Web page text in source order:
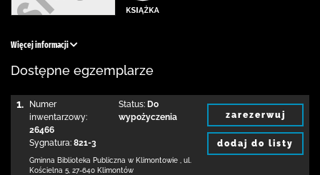
Więcej informacji
Dostępne egzemplarze
1.
Numer
inwentarzowy:
26466
Sygnatura: 821-3
Status: Do
wypożyczenia
Gminna Biblioteka Publiczna w Klimontowie
ul.
Kościelna 5 27-640 Klimontów
zarezerwuj
dodaj do listy